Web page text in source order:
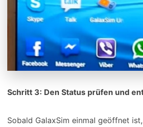
Schritt 3: Den Status prüfen und
Sobald GalaxSim einmal geöffnet